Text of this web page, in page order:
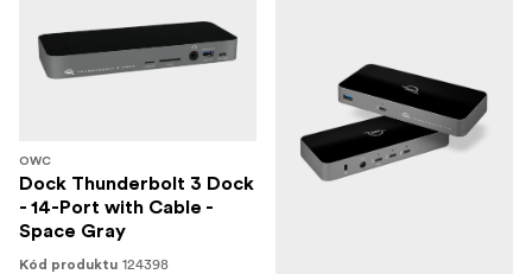
OWC
Dock Thunderbolt 3 Dock
- 14-Port with Cable -
Space Gray
Kód produktu 124398